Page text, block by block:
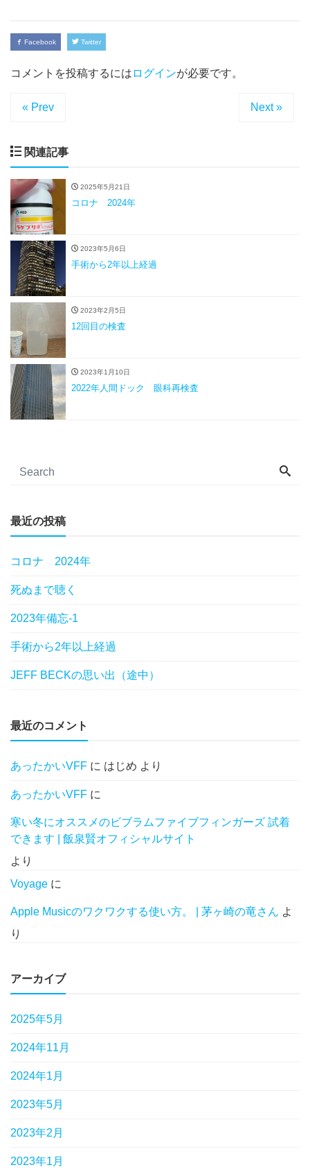
Facebook Twitter
コメントを投稿するには ログインが必要です。
« Prev Next »
関連記事
2025年5月21日
コロナ 2024年
2023年5月6日
手術から2年以上経過
2023年2月5日
12回目の検査
2023年1月10日
2022年人間ドック 眼科再検査
最近の投稿
コロナ 2024年
死ぬまで聴く
2023年備忘-1
手術から2年以上経過
JEFF BECKの思い出（途中）
最近のコメント
あったかいVFF に はじめ より
あったかいVFF に
寒い冬にオススメのビブラムファイブフィンガーズ 試着
できます | 飯泉賢オフィシャルサイト
より
Voyage に
Apple Musicのワクワクする使い方。 | 茅ヶ崎の竜さん よ
り
アーカイブ
2025年5月
2024年11月
2024年1月
2023年5月
2023年2月
2023年1月